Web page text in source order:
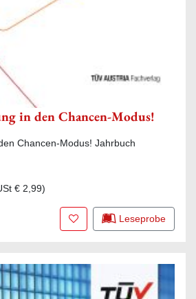
in den Chancen-Modus!
Chancen-Modus! Jahrbuch
€ 2,99)
Zur Merkliste hinzufügen
Leseprobe